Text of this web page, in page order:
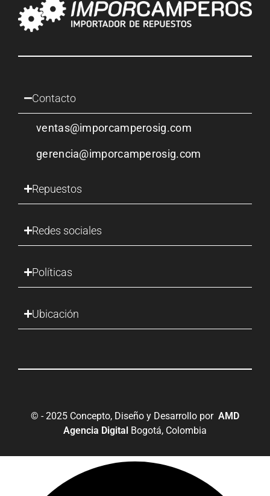
Contacto
ventas@imporcamperosig.com
gerencia@imporcamperosig.com
Repuestos
Redes sociales
Políticas
Ubicación
© - 2025 Concepto, Diseño y Desarrollo por AMD
Agencia Digital Bogotá, Colombia